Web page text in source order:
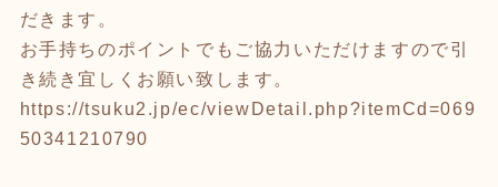
だきます。
お手持ちのポイントでもご協力いただけますので引
き続き宜しくお願い致します。
https://tsuku2.jp/ec/viewDetail.php?itemCd=069
50341210790